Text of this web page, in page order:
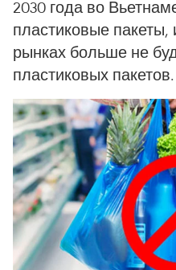
2030 года во
пластиковые
рынках больше не
пластиковых пакетов.